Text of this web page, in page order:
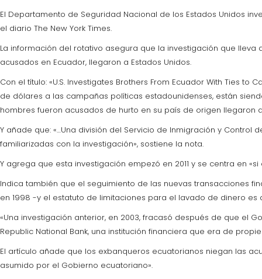
El Departamento de Seguridad Nacional de los Estados Unidos
el diario The New York Times.
La información del rotativo asegura que la investigación que
acusados en Ecuador, llegaron a Estados Unidos.
Con el título: «U.S. Investigates Brothers From Ecuador With Ties
de dólares a las campañas políticas estadounidenses, están
hombres fueron acusados de hurto en su país de origen llegaron
Y añade que: «…Una división del Servicio de Inmigración y
familiarizadas con la investigación», sostiene la nota.
Y agrega que esta investigación empezó en 2011 y se centra en
Indica también que el seguimiento de las nuevas transacciones
en 1998 -y el estatuto de limitaciones para el lavado de dinero
«Una investigación anterior, en 2003, fracasó después de que el
Republic National Bank, una institución financiera que era de
El artículo añade que los exbanqueros ecuatorianos niegan las
asumido por el Gobierno ecuatoriano».